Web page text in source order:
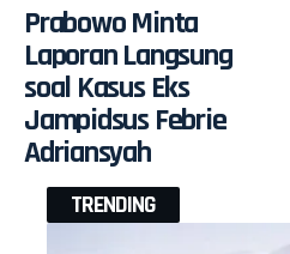
Prabowo Minta
Laporan Langsung
soal Kasus Eks
Jampidsus Febrie
Adriansyah
TRENDING